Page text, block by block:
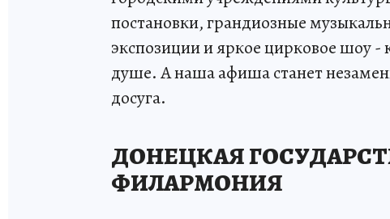
постановки, грандиозные
экспозиции и яркое цирковое шоу
душе. А наша афиша станет
досуга.
ДОНЕЦКАЯ
ФИЛАРМОНИЯ